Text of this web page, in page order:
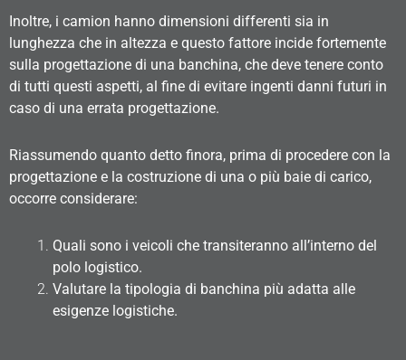
Inoltre, i camion hanno dimensioni differenti sia in
lunghezza che in altezza e questo fattore incide fortemente
sulla progettazione di una banchina, che deve tenere conto
di tutti questi aspetti, al fine di evitare ingenti danni futuri in
caso di una errata progettazione.
Riassumendo quanto detto finora, prima di procedere con la
progettazione e la costruzione di una o più baie di carico,
occorre considerare:
Quali sono i veicoli che transiteranno all’interno del
polo logistico.
Valutare la tipologia di banchina più adatta alle
esigenze logistiche.